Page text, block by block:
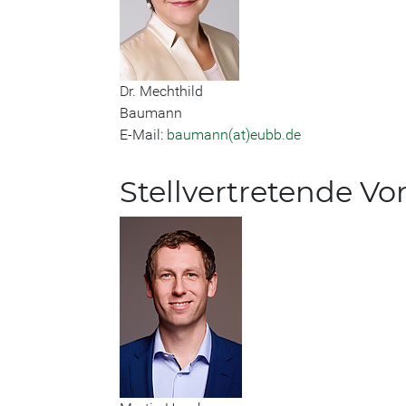
Dr. Mechthild
Baumann
E-Mail: baumann(at)eubb.de
Stellvertretende